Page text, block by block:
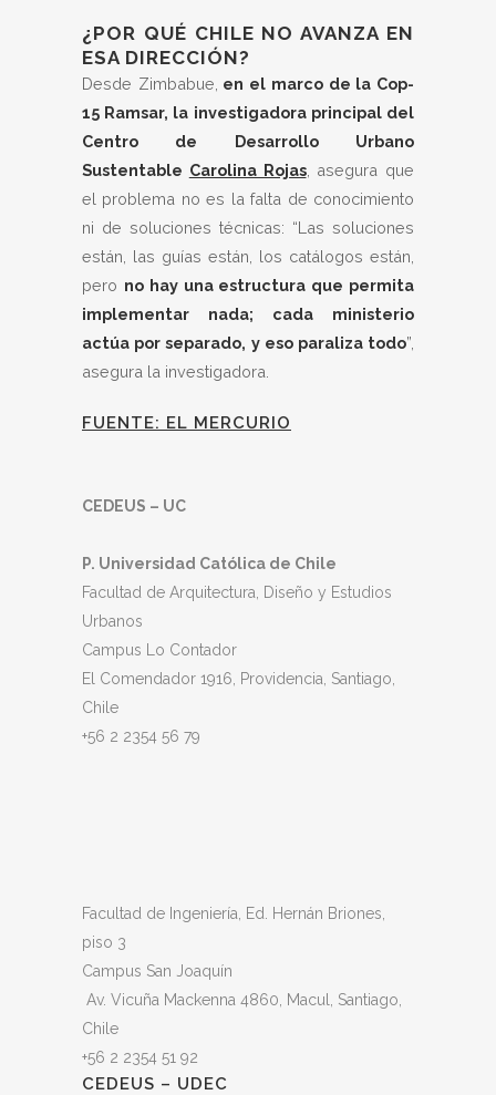
¿POR QUÉ CHILE NO AVANZA EN
ESA DIRECCIÓN?
Desde Zimbabue, en el marco de la Cop-
15 Ramsar, la investigadora principal del
Centro de Desarrollo Urbano
Sustentable Carolina Rojas, asegura que
el problema no es la falta de conocimiento
ni de soluciones técnicas: “Las soluciones
están, las guías están, los catálogos están,
pero no hay una estructura que permita
implementar nada; cada ministerio
actúa por separado, y eso paraliza todo”,
asegura la investigadora.
FUENTE: EL MERCURIO
CEDEUS – UC
P. Universidad Católica de Chile
Facultad de Arquitectura, Diseño y Estudios
Urbanos
Campus Lo Contador
El Comendador 1916, Providencia, Santiago,
Chile
+56 2 2354 56 79
Facultad de Ingeniería, Ed. Hernán Briones,
piso 3
Campus San Joaquín
Av. Vicuña Mackenna 4860, Macul
, Santiago,
Chile
+56 2 2354 51 92
CEDEUS – UDEC